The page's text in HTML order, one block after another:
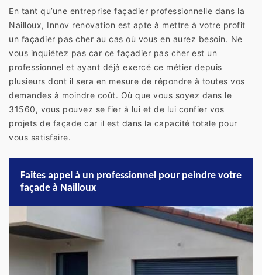
En tant qu’une entreprise façadier professionnelle dans la
Nailloux, Innov renovation est apte à mettre à votre profit
un façadier pas cher au cas où vous en aurez besoin. Ne
vous inquiétez pas car ce façadier pas cher est un
professionnel et ayant déjà exercé ce métier depuis
plusieurs dont il sera en mesure de répondre à toutes vos
demandes à moindre coût. Où que vous soyez dans le
31560, vous pouvez se fier à lui et de lui confier vos
projets de façade car il est dans la capacité totale pour
vous satisfaire.
Faites appel à un professionnel pour peindre votre
façade à Nailloux